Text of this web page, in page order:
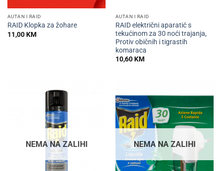
AUTAN I RAID
RAID Klopka za žohare
11,00KM
AUTAN I RAID
RAID električni aparatić s
tekućinom za 30 noći trajanja,
Protiv običnih i tigrastih
komaraca
10,60KM
NEMA NA ZALIHI NEMA NA ZALIHI